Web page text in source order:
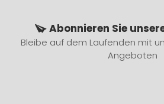
Abonnieren Sie
Bleibe auf dem Laufenden mit
Angeboten